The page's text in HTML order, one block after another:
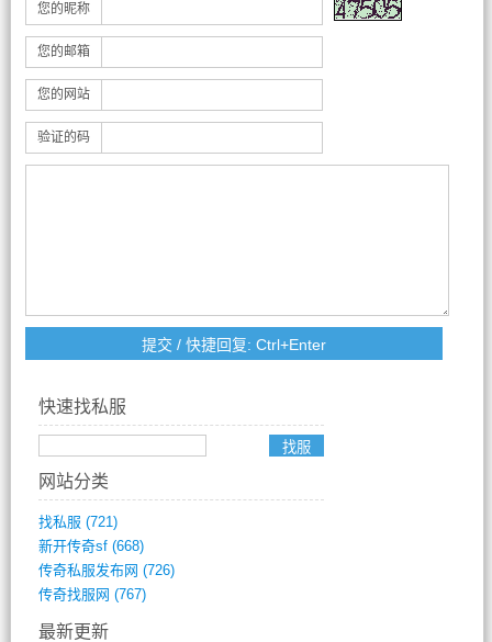
您的昵称
您的邮箱
您的网站
验证的码
快速找私服
网站分类
找私服 (721)
新开传奇sf(668)
传奇私服发布网 (726)
传奇找服网 (767)
最新更新